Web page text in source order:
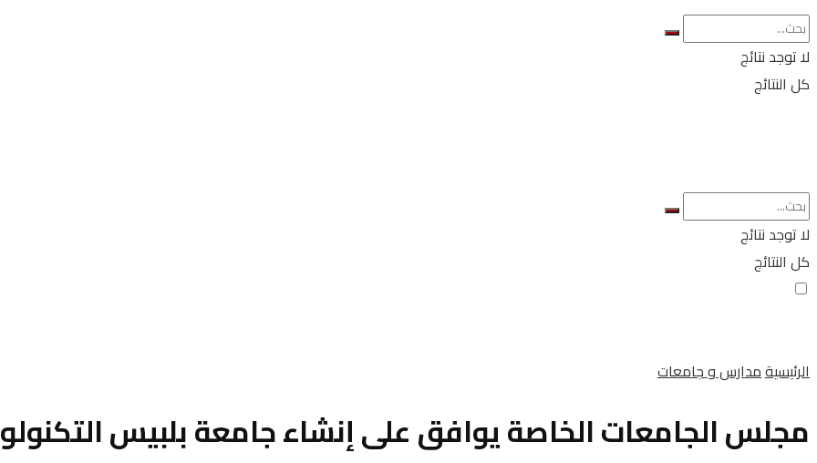
لا توجد نتائج
كل النتائج
لا توجد نتائج
كل النتائج
الرئيسيةمدارس و جامعات
مجلس الجامعات الخاصة يوافق على إنشاء جامعة بلبيس